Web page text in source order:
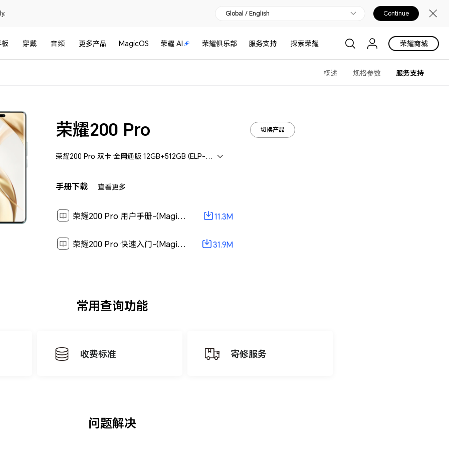
Global / English Continue
穿戴 音频 更多产品 MagicOS 荣耀 AI 荣耀俱乐部 服务支持 探索荣耀 荣耀商城
概述 规格参数 服务支持
荣耀200 Pro
荣耀200 Pro 双卡 全网通版 12GB+512GB (ELP-AN00)
手册下载 查看更多
荣耀200 Pro 用户手册-(MagicOS 8.0_01,zh-cn)[ 11.3M ] 11.3M
荣耀200 Pro 快速入门-(MagicOS 8.0_01,zh-cn)[ 31.9M ] 31.9M
切换产品
常用查询功能
收费标准 寄修服务
问题解决